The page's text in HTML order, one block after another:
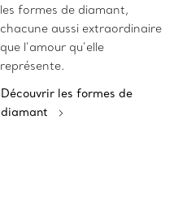
les formes de diamant,
chacune aussi extraordinaire
que l’amour qu’elle
représente.
Découvrir les formes de
diamant